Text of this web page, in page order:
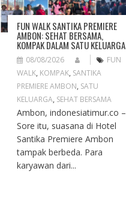
O
N FUN WALK SANTIKA PREMIERE
AMBON: SEHAT BERSAMA,
KOMPAK DALAM SATU KELUARGA
08/08/2026
FUN
WALK, KOMPAK, SANTIKA
PREMIERE AMBON, SATU
KELUARGA, SEHAT BERSAMA
Ambon, indonesiatimur.co –
Sore itu, suasana di Hotel
Santika Premiere Ambon
tampak berbeda. Para
karyawan dari...